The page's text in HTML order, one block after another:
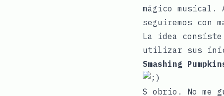
mágico musical .
seguiremos con
La idea
utilizar sus
Smashing
S obrio. No me